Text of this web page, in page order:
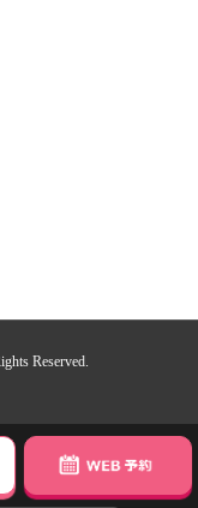
Reserved.